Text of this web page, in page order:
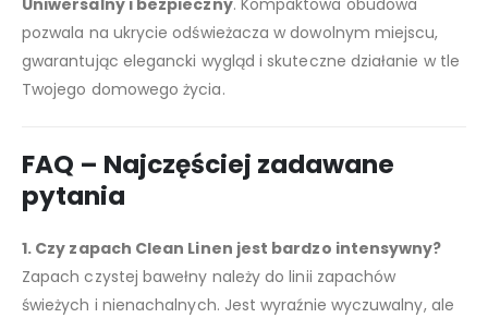
Uniwersalny i bezpieczny. Kompaktowa obudowa
pozwala na ukrycie odświeżacza w dowolnym miejscu,
gwarantując elegancki wygląd i skuteczne działanie w tle
Twojego domowego życia.
FAQ – Najczęściej zadawane
pytania
1. Czy zapach Clean Linen jest bardzo intensywny?
Zapach czystej bawełny należy do linii zapachów
świeżych i nienachalnych. Jest wyraźnie wyczuwalny, ale